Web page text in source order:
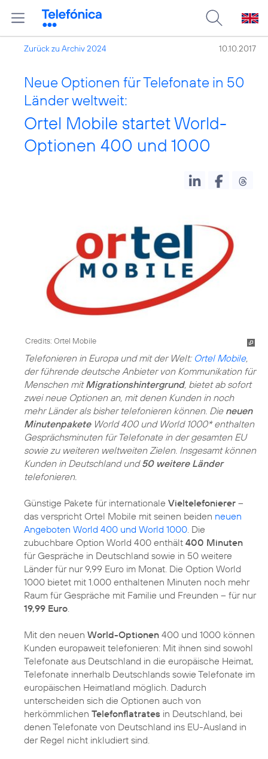
Zurück zu Archiv 2024 10.10.2017
Neue Optionen für Telefonate in 50
Länder weltweit:
Ortel Mobile startet World-
Optionen 400 und 1000
Credits: Ortel Mobile
Telefonieren in Europa und mit der Welt: Ortel Mobile,
der führende deutsche Anbieter von Kommunikation für
Menschen mitMigrationshintergrund, bietet ab sofort
zwei neue Optionen an, mit denen Kunden in noch
mehr Länder als bisher telefonieren können. Die neuen
MinutenpaketeWorld 400 und World 1000* enthalten
Gesprächsminuten für Telefonate in der gesamten EU
sowie zu weiteren weltweiten Zielen. Insgesamt können
Kunden in Deutschland und50 weitere Länder
telefonieren.
Günstige Pakete für internationale Vieltelefonierer –
das verspricht Ortel Mobile mit seinen beiden neuen
Angeboten World 400 und World 1000 . Die
zubuchbare Option World 400 enthält 400 Minuten
für Gespräche in Deutschland sowie in 50 weitere
Länder für nur 9,99 Euro im Monat. Die Option World
1000 bietet mit 1.000 enthaltenen Minuten noch mehr
Raum für Gespräche mit Familie und Freunden – für nur
19,99 Euro
Mit den neuen World-Optionen 400 und 1000 können
Kunden europaweit telefonieren: Mit ihnen sind sowohl
Telefonate aus Deutschland in die europäische Heimat,
Telefonate innerhalb Deutschlands sowie Telefonate im
europäischen Heimatland möglich. Dadurch
unterscheiden sich die Optionen auch von
herkömmlichen Telefonflatrates in Deutschland, bei
denen Telefonate von Deutschland ins EU-Ausland in
der Regel nicht inkludiert sind.